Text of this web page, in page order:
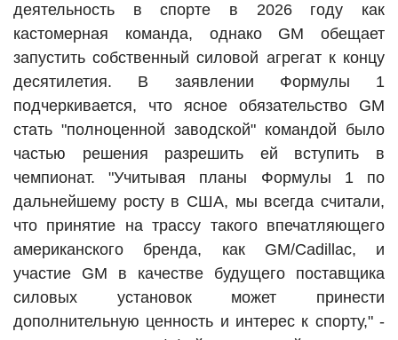
деятельность в спорте в 2026 году как
кастомерная команда, однако GM обещает
запустить собственный силовой агрегат к концу
десятилетия. В заявлении Формулы 1
подчеркивается, что ясное обязательство GM
стать "полноценной заводской" командой было
частью решения разрешить ей вступить в
чемпионат. "Учитывая планы Формулы 1 по
дальнейшему росту в США, мы всегда считали,
что принятие на трассу такого впечатляющего
американского бренда, как GM/Cadillac, и
участие GM в качестве будущего поставщика
силовых установок может принести
дополнительную ценность и интерес к спорту," -